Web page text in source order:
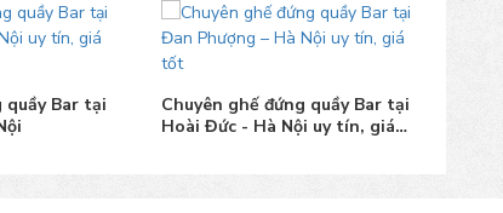
quầy Bar tại
Chuyên ghế đứng quầy Bar tại
Hoài Đức - Hà Nội uy tín, giá